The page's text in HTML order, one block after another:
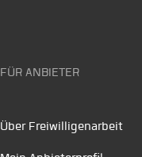
FÜR ANBIETER
Über Freiwilligenarbeit